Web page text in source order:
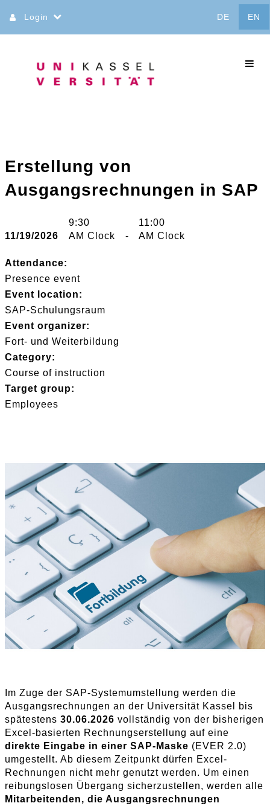
content
Login DE EN
Erstellung von
Ausgangsrechnungen in SAP
11/19/2026
9:30
AM Clock
-
11:00
AM Clock
Attendance:
Presence event
Event location:
SAP-Schulungsraum
Event organizer:
Fort- und Weiterbildung
Category:
Course of instruction
Target group:
Employees
Im Zuge der SAP-Systemumstellung werden die
Ausgangsrechnungen an der Universität Kassel bis
spätestens 30.06.2026 vollständig von der bisherigen
Excel-basierten Rechnungserstellung auf eine
direkte Eingabe in einer SAP-Maske (EVER 2.0)
umgestellt. Ab diesem Zeitpunkt dürfen Excel-
Rechnungen nicht mehr genutzt werden. Um einen
reibungslosen Übergang sicherzustellen, werden alle
Mitarbeitenden, die Ausgangsrechnungen